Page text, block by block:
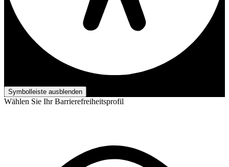
Symbolleiste ausblenden
Wählen Sie Ihr Barrierefreiheitsprofil